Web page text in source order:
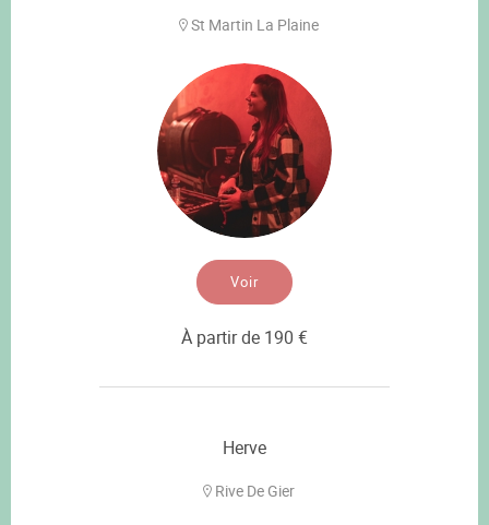
St Martin La Plaine
Voir
À partir de 190 €
Herve
Rive De Gier